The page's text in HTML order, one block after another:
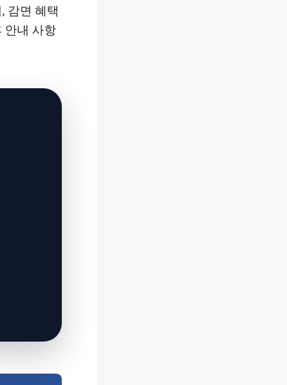
감면 혜택
안내 사항